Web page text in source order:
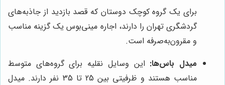
برای یک گروه کوچک دوستان که قصد بازدید از جاذبه‌های
گردشگری تهران را دارند، اجاره مینی‌بوس یک گزینه مناسب
و مقرون‌به‌صرفه است.
میدل باس‌ها: این وسایل نقلیه برای گروه‌های متوسط
مناسب هستند و ظرفیتی بین 25 تا 35 نفر دارند. میدل